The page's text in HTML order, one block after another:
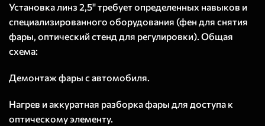
Установка линз 2,5" требует определенных навыков и
специализированного оборудования (фен для снятия
фары, оптический стенд для регулировки). Общая
схема:
Демонтаж фары с автомобиля.
Нагрев и аккуратная разборка фары для доступа к
оптическому элементу.